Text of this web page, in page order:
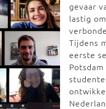
gevaar
lastig
Tijdens
eerste